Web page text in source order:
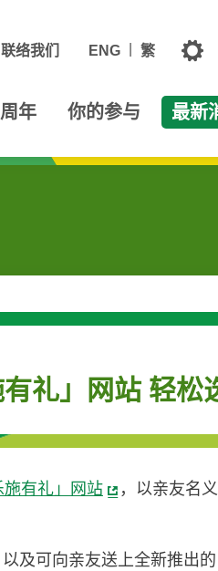
联络我们 ENG 繁 主
年 你的参与 最新
礼」网站 轻松
施有礼」网站
，以亲友名
及可向亲友送上全新推出